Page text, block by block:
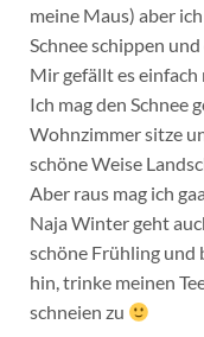
meine Maus) aber
Schnee schippen
Mir gefällt es einfach
Ich mag den Schnee
Wohnzimmer sitze
schöne Weise
Aber raus mag ich
Naja Winter geht
schöne Frühling und
hin, trinke meinen
schneien zu